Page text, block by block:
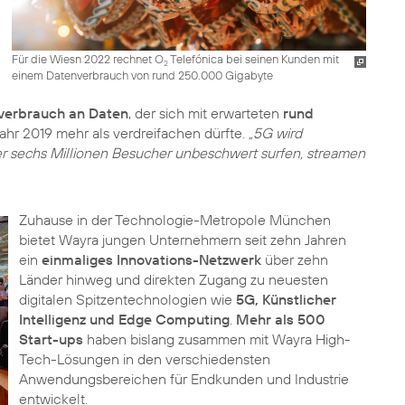
Für die Wiesn 2022 rechnet O2Telefónica bei seinen Kunden mit
einem Datenverbrauch von rund 250.000 Gigabyte
an Daten, der sich mit erwarteten rund
2019 mehr als verdreifachen dürfte.
„5G wird
sechs Millionen Besucher unbeschwert surfen, streamen
Zuhause in der Technologie-Metropole München
bietet Wayra jungen Unternehmern seit zehn Jahren
ein einmaliges Innovations-Netzwerküber zehn
Länder hinweg und direkten Zugang zu neuesten
digitalen Spitzentechnologien wie 5G, Künstlicher
Intelligenz und Edge Computing. Mehr als 500
Start-ups haben bislang zusammen mit Wayra High-
Tech-Lösungen in den verschiedensten
Anwendungsbereichen für Endkunden und Industrie
entwickelt.